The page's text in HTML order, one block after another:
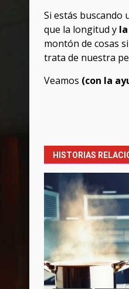
Si estás buscando
que la longitud y
montón de cosas
trata de nuestra
Veamos (con la
HISTORIAS